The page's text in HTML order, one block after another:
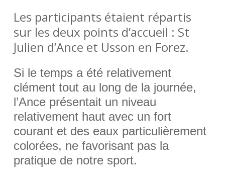
Les participants étaient répartis
sur les deux points d’accueil : St
Julien d’Ance et Usson en Forez.
Si le temps a été relativement
clément tout au long de la journée,
l’Ance présentait un niveau
relativement haut avec un fort
courant et des eaux particulièrement
colorées, ne favorisant pas la
pratique de notre sport.